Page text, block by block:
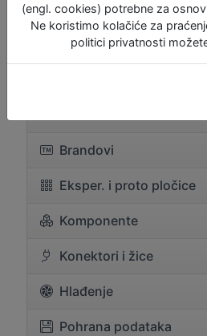
AKCIJA
RASPRODAJA
Brandovi
Eksper. i proto pločice
Komponente
Konektori i žice
Hlađenje
Pohrana podataka
(engl. cookies) potrebne za
Ne koristimo kolačiće za
politici privatnosti